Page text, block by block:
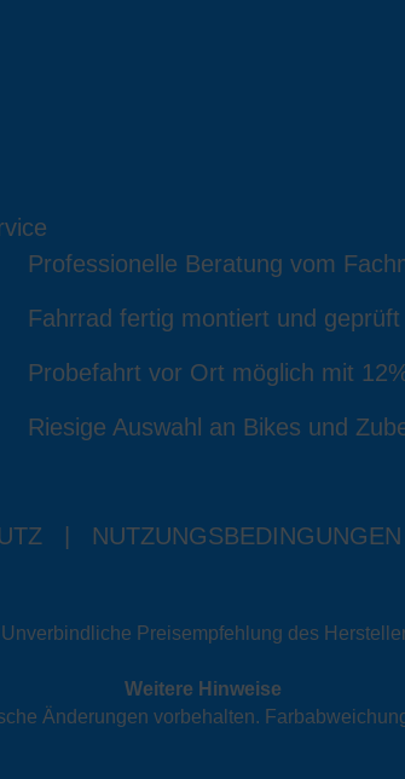
Professionelle Beratung vom
Fahrrad fertig montiert und geprüft
Probefahrt vor Ort möglich mit
Riesige Auswahl an Bikes und
NUTZUNGSBEDINGUNGEN
Preisempfehlung des
Weitere Hinweise
Änderungen vorbehalten.